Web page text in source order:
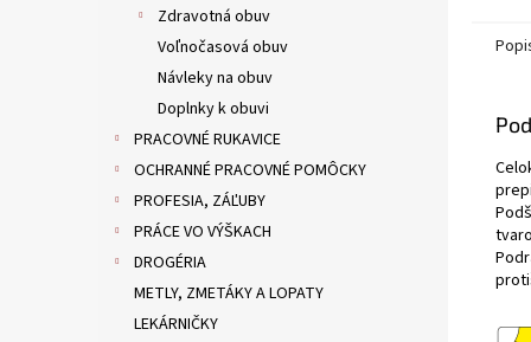
Zdravotná obuv
Voľnočasová obuv
Návleky na obuv
Doplnky k obuvi
PRACOVNÉ RUKAVICE
OCHRANNÉ PRACOVNÉ POMÔCKY
PROFESIA, ZÁĽUBY
PRÁCE VO VÝŠKACH
DROGÉRIA
METLY, ZMETÁKY A LOPATY
LEKÁRNIČKY